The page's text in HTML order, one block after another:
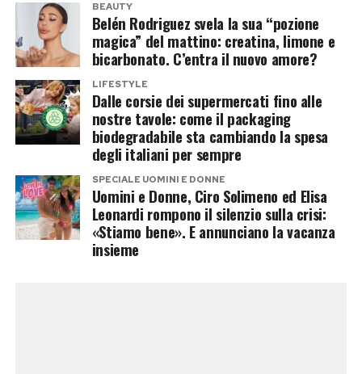
nell’adeguamento delle linee di
confezionamento e nella gestione dei costi
delle materie prime. Le industrie del comparto
sono al lavoro per ottimizzare le prestazioni
meccaniche e termiche delle nuove pellicole
protettive.
In questo contesto, la corretta gestione del fine
vita rappresenta l’ultimo tassello
fondamentale. Il conferimento dei packaging
nella raccolta differenziata della frazione
BEAUTY
Belén Rodriguez svela la sua “pozione
magica” del mattino: creatina, limone e
bicarbonato. C’entra il nuovo amore?
LIFESTYLE
Dalle corsie dei supermercati fino alle
nostre tavole: come il packaging
biodegradabile sta cambiando la spesa
degli italiani per sempre
SPECIALE UOMINI E DONNE
Uomini e Donne, Ciro Solimeno ed Elisa
Leonardi rompono il silenzio sulla crisi:
«Stiamo bene». E annunciano la vacanza
insieme